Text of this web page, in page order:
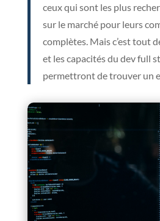
ceux qui sont les plus
sur le marché pour leurs
complètes. Mais c’est tout
et les capacités du dev full
permettront de trouver un